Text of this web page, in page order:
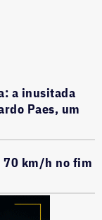
a inusitada
Paes, um
70 km/h no fim